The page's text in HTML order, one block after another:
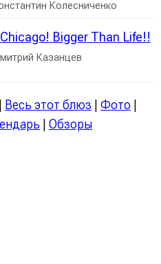
Колесниченко
Bigger Than Life!!
Казанцев
| Весь этот блюз | Фото |
| Обзоры